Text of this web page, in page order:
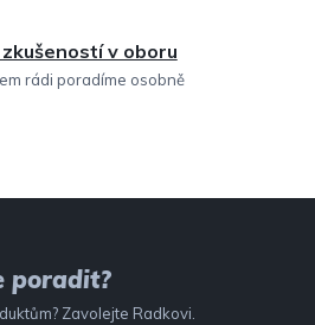
v oboru
rádi poradíme osobně
poradit?
Zavolejte Radkovi.